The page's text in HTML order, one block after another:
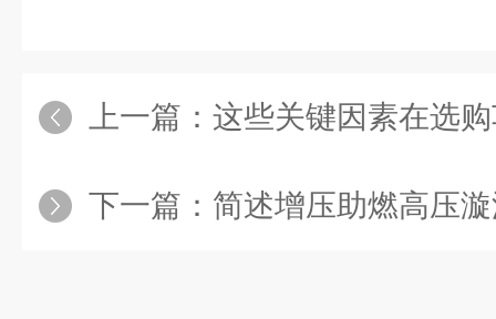
上一篇： 这些关键因素在选购车间
下一篇： 简述增压助燃高压漩涡风